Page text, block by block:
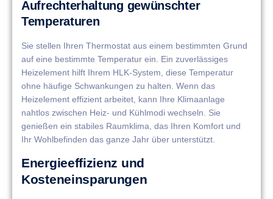
Aufrechterhaltung gewünschter
Temperaturen
Sie stellen Ihren Thermostat aus einem bestimmten Grund
auf eine bestimmte Temperatur ein. Ein zuverlässiges
Heizelement hilft Ihrem HLK-System, diese Temperatur
ohne häufige Schwankungen zu halten. Wenn das
Heizelement effizient arbeitet, kann Ihre Klimaanlage
nahtlos zwischen Heiz- und Kühlmodi wechseln. Sie
genießen ein stabiles Raumklima, das Ihren Komfort und
Ihr Wohlbefinden das ganze Jahr über unterstützt.
Energieeffizienz und
Kosteneinsparungen